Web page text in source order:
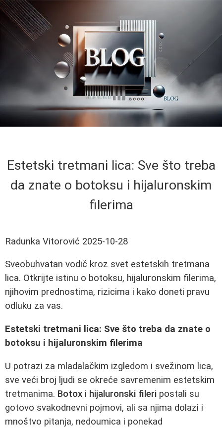
Estetski tretmani lica: Sve što treba
da znate o botoksu i hijaluronskim
filerima
Radunka Vitorović 2025-10-28
Sveobuhvatan vodič kroz svet estetskih tretmana
lica. Otkrijte istinu o botoksu, hijaluronskim filerima,
njihovim prednostima, rizicima i kako doneti pravu
odluku za vas.
Estetski tretmani lica: Sve što treba da znate o
botoksu i hijaluronskim filerima
U potrazi za mladalačkim izgledom i svežinom lica,
sve veći broj ljudi se okreće savremenim estetskim
tretmanima. Botox i hijaluronski fileri postali su
gotovo svakodnevni pojmovi, ali sa njima dolazi i
mnoštvo pitanja, nedoumica i ponekad